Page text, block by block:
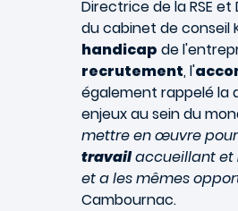
Directrice de la RSE
du cabinet de conseil
handicap de
recrutement, l'
également rappelé la
enjeux au sein du
mettre en œuvre
travailaccueillant et
et a les mêmes
Cambournac.